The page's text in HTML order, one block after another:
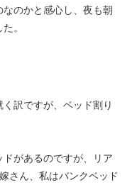
のかと感心し、夜も朝
。
訳ですが、ベッド割り
があるのですが、リア
さん、私はバンクベッド